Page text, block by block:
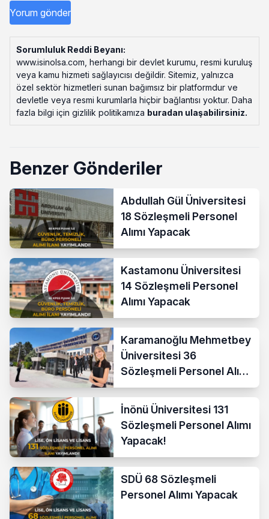
Sorumluluk Reddi Beyanı:
www.isinolsa.com, herhangi bir devlet kurumu, resmi kuruluş
veya kamu hizmeti sağlayıcısı değildir. Sitemiz, yalnızca
özel sektör hizmetleri sunan bağımsız bir platformdur ve
devletle veya resmi kurumlarla hiçbir bağlantısı yoktur. Daha
fazla bilgi için gizlilik politikamıza buradan ulaşabilirsiniz.
Benzer Gönderiler
Abdullah Gül Üniversitesi
18 Sözleşmeli Personel
Alımı Yapacak
Kastamonu Üniversitesi
14 Sözleşmeli Personel
Alımı Yapacak
Karamanoğlu Mehmetbey
Üniversitesi 36
Sözleşmeli Personel Alımı
Yapacak
İnönü Üniversitesi 131
Sözleşmeli Personel Alımı
Yapacak!
SDÜ 68 Sözleşmeli
Personel Alımı Yapacak